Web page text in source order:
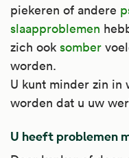
piekeren of andere
slaapproblemen
zich ook somber
worden.
U kunt minder zin in
worden dat u uw
U heeft problemen